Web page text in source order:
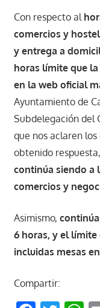
Con respecto al
comercios y
y entrega a
horas límite que
en la web oficial
Ayuntamiento de
Subdelegación del
que nos aclaren
obtenido
continúa siendo a
comercios y
Asimismo,
6 horas, y el límite
incluidas mesas
Compartir: